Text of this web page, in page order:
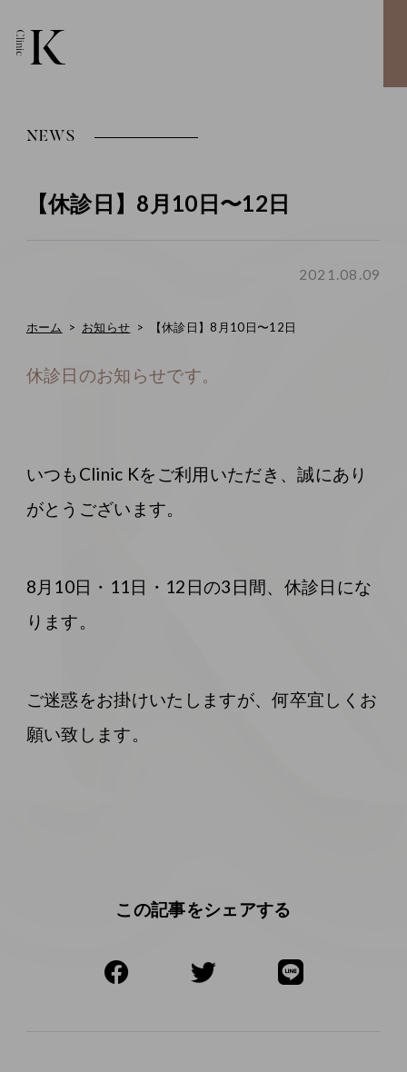
NEWS
【休診日】8月10日〜12日
2021.08.09
ホーム お知らせ 【休診日】8月10日〜12日
休診日のお知らせです。
いつもClinic Kをご利用いただき、誠にあり
がとうございます。
8月10日・11日・12日の3日間、休診日にな
ります。
ご迷惑をお掛けいたしますが、何卒宜しくお
願い致します。
この記事をシェアする